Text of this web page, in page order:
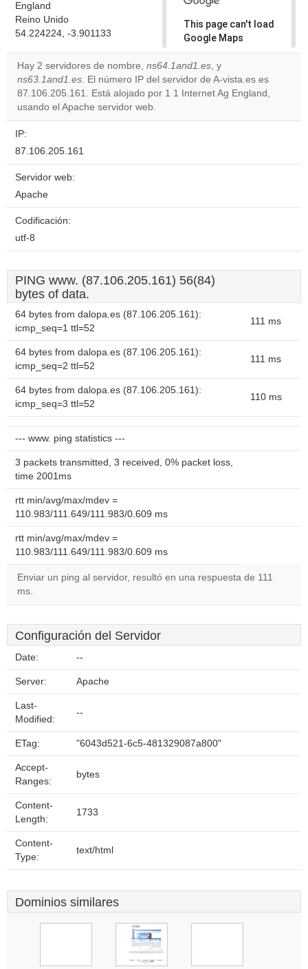
England
Reino Unido
54.224224, -3.901133
This page can't load
Google Maps
correctly.
Do you
own this
OK
Hay 2 servidores de nombre, ns64.1and1.es, y
ns63.1and1.es. El número IP del servidor de A-vista.es es
87.106.205.161. Está alojado por 1 1 Internet Ag England,
usando el Apache servidor web.
IP:
87.106.205.161
Servidor web:
Apache
Codificación:
utf-8
PING www. (87.106.205.161) 56(84)
bytes of data.
64 bytes from dalopa.es (87.106.205.161):
icmp_seq=1 ttl=52
111 ms
64 bytes from dalopa.es (87.106.205.161):
icmp_seq=2 ttl=52
111 ms
64 bytes from dalopa.es (87.106.205.161):
icmp_seq=3 ttl=52
110 ms
--- www. ping statistics ---
3 packets transmitted, 3 received, 0% packet loss,
time 2001ms
rtt min/avg/max/mdev =
110.983/111.649/111.983/0.609 ms
rtt min/avg/max/mdev =
110.983/111.649/111.983/0.609 ms
Enviar un ping al servidor, resultó en una respuesta de 111
ms.
Configuración del Servidor
Date: --
Server: Apache
Last-
Modified:
--
ETag: "6043d521-6c5-481329087a800"
Accept-
Ranges:
bytes
Content-
Length:
1733
Content-
Type:
text/html
Dominios similares